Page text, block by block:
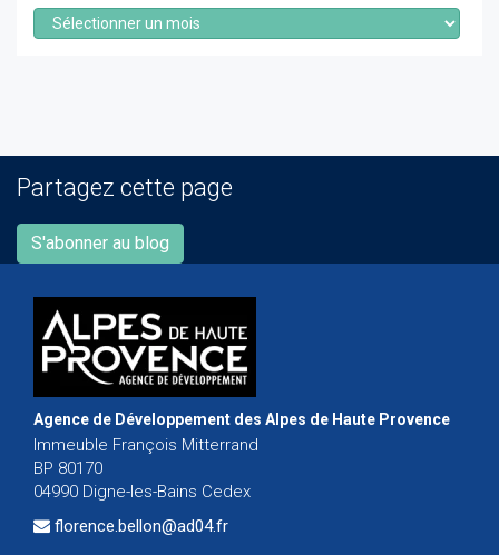
Archives
Partagez cette page
S'abonner au blog
Agence de Développement des Alpes de Haute Provence
Immeuble François Mitterrand
BP 80170
04990 Digne-les-Bains Cedex
florence.bellon@ad04.fr